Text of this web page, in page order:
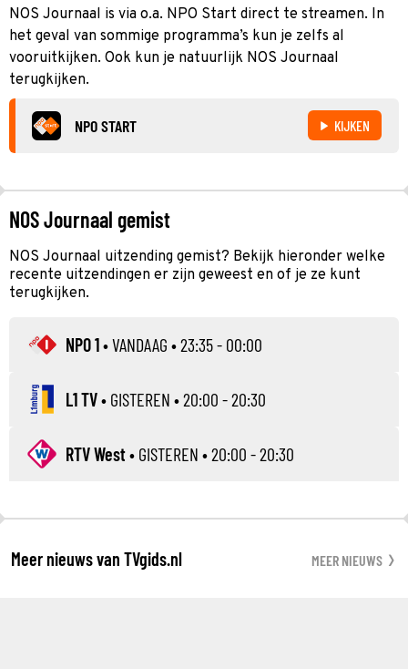
NOS Journaal is via o.a. NPO Start direct te streamen. In
het geval van sommige programma’s kun je zelfs al
vooruitkijken. Ook kun je natuurlijk NOS Journaal
terugkijken.
NPO START KIJKEN
NOS Journaal gemist
NOS Journaal uitzending gemist? Bekijk hieronder welke
recente uitzendingen er zijn geweest en of je ze kunt
terugkijken.
NPO 1•VANDAAG • 23:35 - 00:00
L1 TV• GISTEREN • 20:00 - 20:30
RTV West• GISTEREN • 20:00 - 20:30
Meer nieuws van TVgids.nl MEER NIEUWS